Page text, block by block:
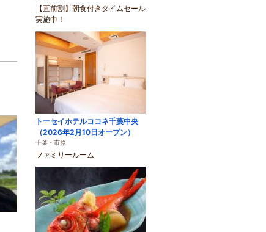
【直前割】朝食付きタイムセール
実施中！
トーセイホテルココネ千葉中央
（2026年2月10日オープン）
千葉・市原
ファミリールーム